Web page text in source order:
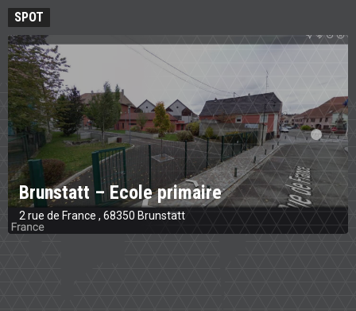
SPOT
Brunstatt – Ecole primaire
2 rue de France , 68350 Brunstatt